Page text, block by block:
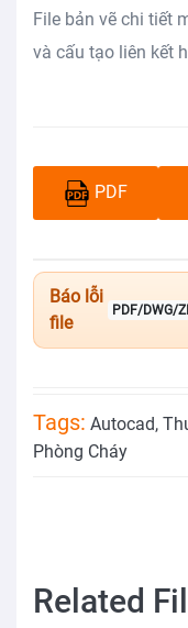
File bản vẽ chi tiết
và cấu tạo liên kết
PDF
Báo lỗi
file
PDF/DWG/
Tags: Autocad,
Phòng Cháy
Related